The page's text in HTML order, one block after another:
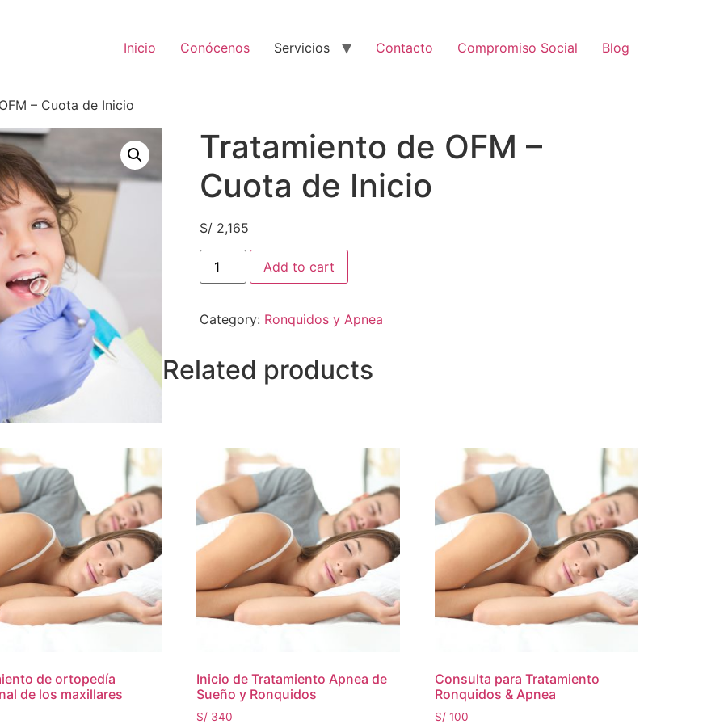
Inicio Conócenos Servicios Contacto Compromiso Social Blog
– Cuota de Inicio
Tratamiento de OFM –
Cuota de Inicio
S/2,165
Tratamiento
OFM
de
Add to cart
Category: Ronquidos y Apnea
Related products
de ortopedía
de los maxillares
Inicio de Tratamiento Apnea de
Sueño y Ronquidos
S/ 340
Consulta para Tratamiento
Ronquidos & Apnea
S/ 100